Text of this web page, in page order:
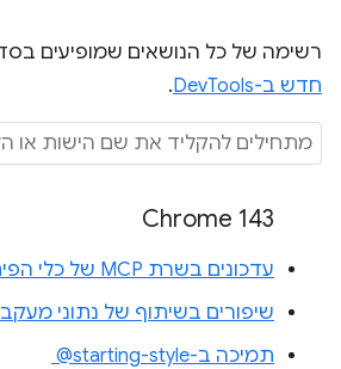
רשימה של כל הנושאים שמופיעים
חדש ב-DevTools
.
Chrome 143
עדכונים בשרת MCP של כלי הפיתוח
שיפורים בשיתוף של נתוני מעקב
תמיכה ב-‎ @starting-style